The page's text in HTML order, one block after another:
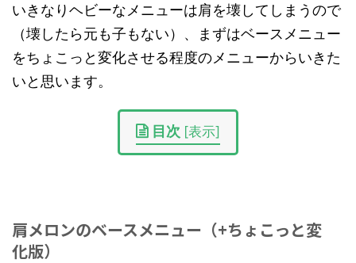
いきなりヘビーなメニューは肩を壊してしまうので
（壊したら元も子もない）、まずはベースメニュー
をちょこっと変化させる程度のメニューからいきた
いと思います。
目次 [表示]
肩メロンのベースメニュー（+ちょこっと変
化版）